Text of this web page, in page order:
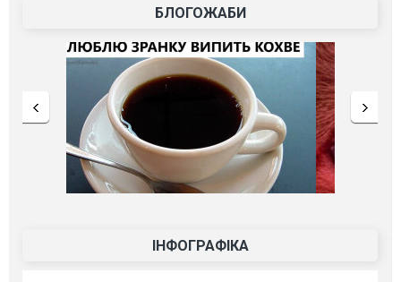
БЛОГОЖАБИ
ІНФОГРАФІКА